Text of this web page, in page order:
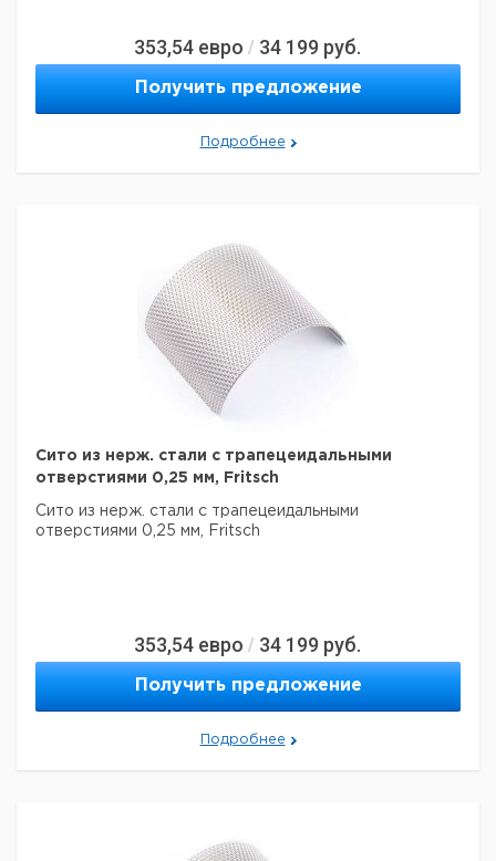
353,54 евро / 34 199 руб.
Получить предложение
Подробнее
Сито из нерж. стали с трапецеидальными
отверстиями 0,25 мм, Fritsch
Сито из нерж. стали с трапецеидальными
отверстиями 0,25 мм, Fritsch
353,54 евро / 34 199 руб.
Получить предложение
Подробнее